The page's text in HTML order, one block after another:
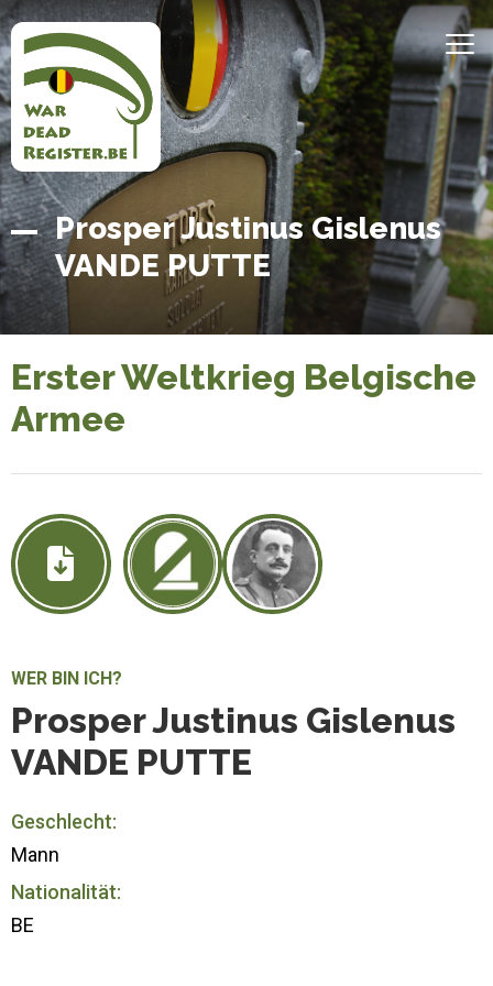
Direkt
zum
Inhalt
Startseite
Belgian
War
Dead
Register
Prosper Justinus Gislenus
VANDE PUTTE
Erster Weltkrieg Belgische
Armee
WER BIN ICH?
Prosper Justinus Gislenus
VANDE PUTTE
Geschlecht:
Mann
Nationalität:
BE